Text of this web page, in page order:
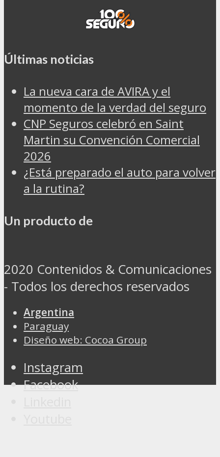
Últimas noticias
La nueva cara de AVIRA y el
momento de la verdad del seguro
CNP Seguros celebró en Saint
Martin su Convención Comercial
2026
¿Está preparado el auto para volver
a la rutina?
Un producto de
2020 Contenidos & Comunicaciones
- Todos los derechos reservados
Argentina
Paraguay
Diseño web: Cocoa Group
Instagram
Facebook